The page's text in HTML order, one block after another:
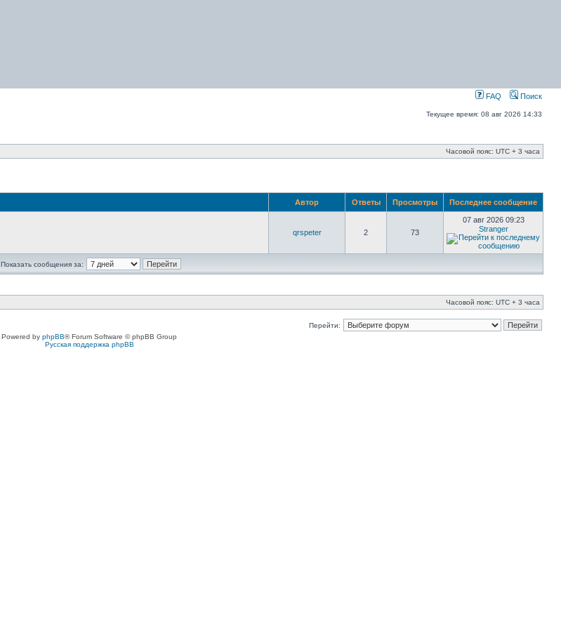
FAQ Поиск
Текущее время: 08 авг 2026 14:33
Часовой пояс: UTC + 3 часа
Автор Ответы Просмотры Последнее сообщение
qrspeter 2 73
07 авг 2026 09:23
Stranger
Показать сообщения за:
Часовой пояс: UTC + 3 часа
Перейти:
Powered by phpBB® Forum Software © phpBB Group
Русская поддержка phpBB